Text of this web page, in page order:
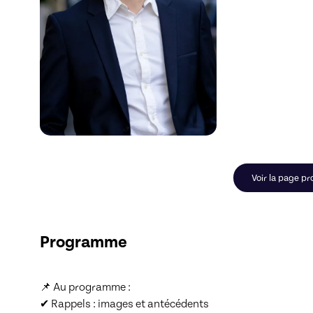
Voir la page
Programme
📌 Au programme :
✔ Rappels : images et antécédents